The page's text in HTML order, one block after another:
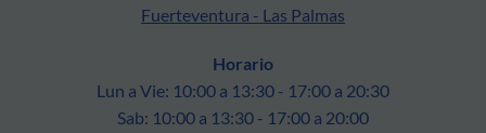
Fuerteventura - Las Palmas
Horario
Lun a Vie: 10:00 a 13:30 - 17:00 a 20:30
Sab: 10:00 a 13:30 - 17:00 a 20:00